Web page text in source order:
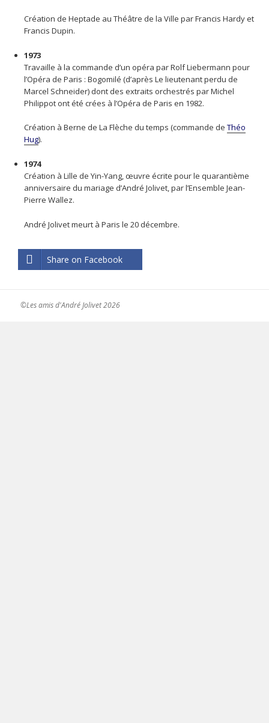
Création de Heptade au Théâtre de la Ville par Francis Hardy et
Francis Dupin.
1973
Travaille à la commande d’un opéra par Rolf Liebermann pour
l’Opéra de Paris : Bogomilé (d’après Le lieutenant perdu de
Marcel Schneider) dont des extraits orchestrés par Michel
Philippot ont été crées à l’Opéra de Paris en 1982.
Création à Berne de La Flèche du temps (commande de Théo
Hug).
1974
Création à Lille de Yin-Yang, œuvre écrite pour le quarantième
anniversaire du mariage d’André Jolivet, par l’Ensemble Jean-
Pierre Wallez.
André Jolivet meurt à Paris le 20 décembre.
Share on Facebook
©Les amis d'André Jolivet 2026